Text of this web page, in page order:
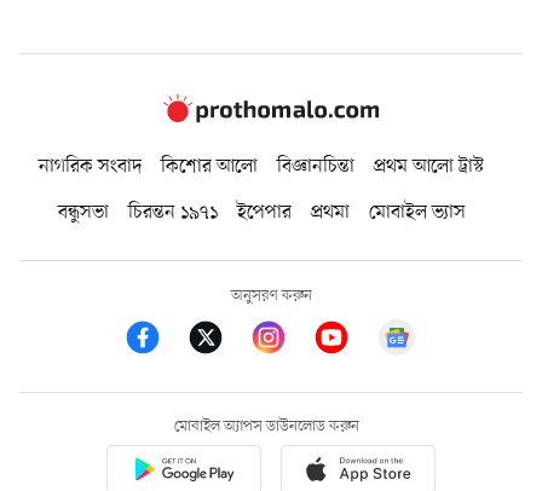
নাগরিক সংবাদ কিশোর আলো বিজ্ঞানচিন্তা
প্রথম আলো ট্রাস্ট
বন্ধুসভা
চিরন্তন ১৯৭১ ইপেপার প্রথমা মোবাইল ভ্যাস
অনুসরণ করুন
মোবাইল অ্যাপস ডাউনলোড করুন